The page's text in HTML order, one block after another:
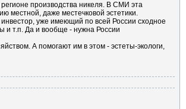
производства никеля. В СМИ эта
местной, даже местечковой эстетики.
уже имеющий по всей России сходное
и т.п. Да и вообще - нужна России
А помогают им в этом - эстеты-экологи,